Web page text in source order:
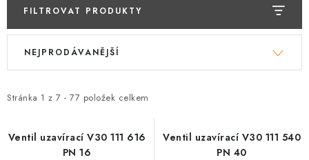
FILTROVAT PRODUKTY
V
i
p
Stránka 1 z 7 - 77 položek celkem
Ř
e
í
NEJPRODÁVANĚJŠÍ
Ventil uzavírací V30 111 616
PN 16
Ventil uzavírací V30 111 540
PN 40